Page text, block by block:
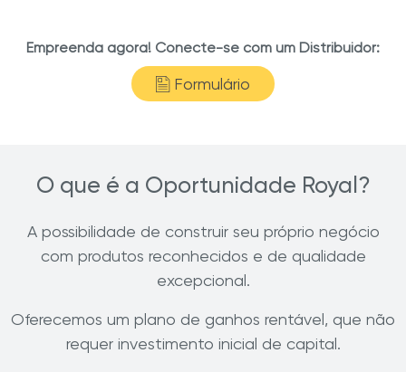
Empreenda agora! Conecte-se com um Distribuidor:
Formulário
O que é a Oportunidade Royal?
A possibilidade de construir seu próprio negócio
com produtos reconhecidos e de qualidade
excepcional.
Oferecemos um plano de ganhos rentável, que não
requer investimento inicial de capital.